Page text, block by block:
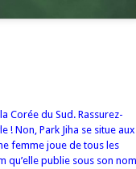
Corée du Sud. Rassurez-
! Non, Park Jiha se situe aux
femme joue de tous les
qu’elle publie sous son